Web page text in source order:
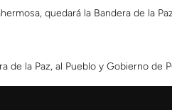
quedará la Bandera de la
de la Paz, al Pueblo y Gobierno